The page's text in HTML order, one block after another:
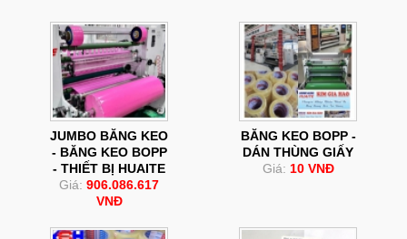
JUMBO BĂNG KEO
- BĂNG KEO BOPP
- THIẾT BỊ HUAITE
Giá: 906.086.617
VNĐ
BĂNG KEO BOPP -
DÁN THÙNG GIẤY
Giá: 10 VNĐ